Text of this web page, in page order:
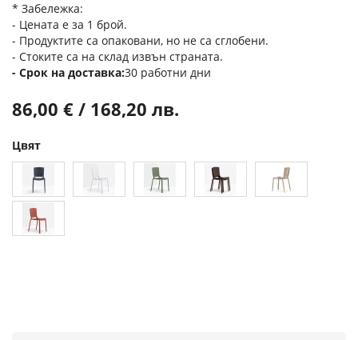
* Забележка:
- Цената е за 1 брой.
- Продуктите са опаковани, но не са сглобени.
- Стоките са на склад извън страната.
Срок на доставка 30 работни дни
86,00 € / 168,20 лв.
Цвят